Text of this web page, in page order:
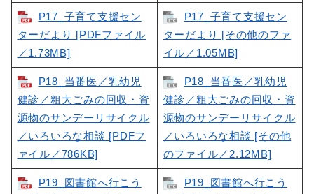
P17_子育て支援セン
ターだより [PDFファイル
／1.73MB]
P17_子育て支援セン
ターだより [その他のファ
イル／1.05MB]
P18_当番医／乳幼児
健診／粗大ごみの回収・資
源物のサンデーリサイクル
／いろいろな相談 [PDFフ
ァイル／786KB]
P18_当番医／乳幼児
健診／粗大ごみの回収・資
源物のサンデーリサイクル
／いろいろな相談 [その他
のファイル／2.12MB]
P19_図書館へ行こう
P19_図書館へ行こう